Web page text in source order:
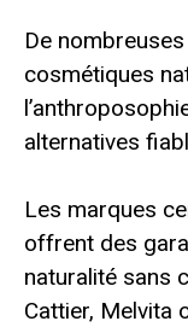
De
cosmétiques
alternatives
Les marques
offrent des
naturalité sans
Cattier, Melvita